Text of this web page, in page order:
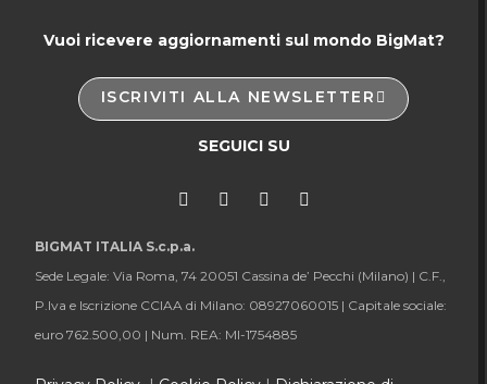
Vuoi ricevere aggiornamenti sul mondo BigMat?
ISCRIVITI ALLA NEWSLETTER
SEGUICI SU
BIGMAT ITALIA S.c.p.a.
Sede Legale: Via Roma, 74 20051 Cassina de’ Pecchi (Milano) | C.F.,
P.Iva e Iscrizione CCIAA di Milano: 08927060015 | Capitale sociale:
euro 762.500,00 | Num. REA: MI-1754885